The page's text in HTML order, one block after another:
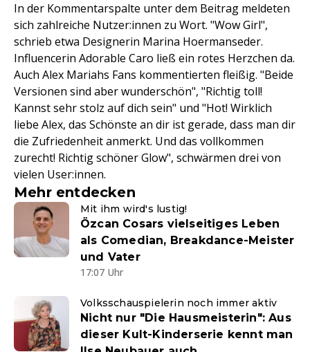
In der Kommentarspalte unter dem Beitrag meldeten
sich zahlreiche Nutzer:innen zu Wort. "Wow Girl",
schrieb etwa Designerin Marina Hoermanseder.
Influencerin Adorable Caro ließ ein rotes Herzchen da.
Auch Alex Mariahs Fans kommentierten fleißig. "Beide
Versionen sind aber wunderschön", "Richtig toll!
Kannst sehr stolz auf dich sein" und "Hot! Wirklich
liebe Alex, das Schönste an dir ist gerade, dass man dir
die Zufriedenheit anmerkt. Und das vollkommen
zurecht! Richtig schöner Glow", schwärmen drei von
vielen User:innen.
Mehr entdecken
Mit ihm wird's lustig!
Özcan Cosars vielseitiges Leben
als Comedian, Breakdance-Meister
und Vater
17:07 Uhr
Volksschauspielerin noch immer aktiv
Nicht nur "Die Hausmeisterin": Aus
dieser Kult-Kinderserie kennt man